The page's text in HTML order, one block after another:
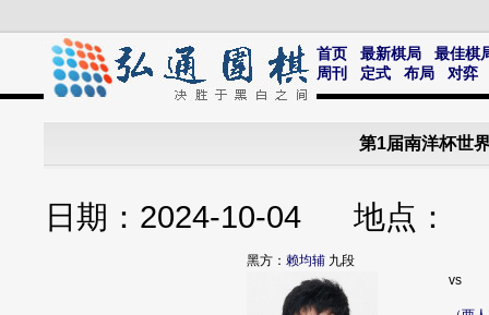
首页 最新棋局
最佳棋
周刊
定式 布局 对弈
第1届南洋杯世
日期：2024-10-04 地点
黑方： 赖均辅 九段
vs